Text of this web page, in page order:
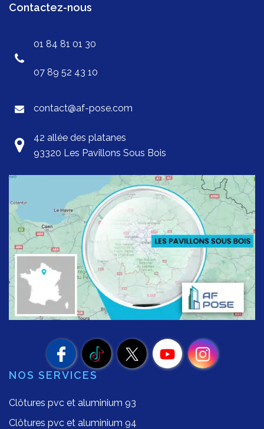
Contactez-nous
01 84 81 01 30
07 89 52 43 10
contact@af-pose.com
42 allée des platanes
93320 Les Pavillons Sous Bois
NOS SERVICES
Clôtures pvc et aluminium 93
Clôtures pvc et aluminium 94